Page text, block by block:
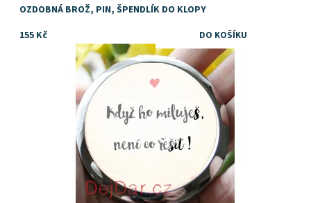
OZDOBNÁ BROŽ, PIN, ŠPENDLÍK DO KLOPY
155 Kč
Skladem